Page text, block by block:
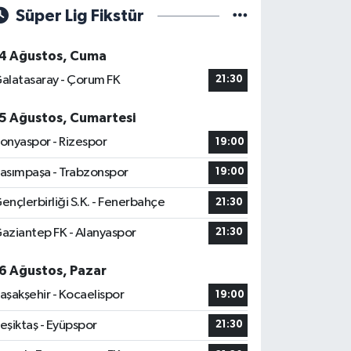
Süper Lig Fikstür
Ağustos, Cuma
- Çorum FK
21:30
Ağustos, Cumartesi
- Rizespor
19:00
- Trabzonspor 19:00
S.K. - Fenerbahçe 21:30
FK - Alanyaspor 21:30
Ağustos, Pazar
- Kocaelispor
19:00
- Eyüpspor 21:30